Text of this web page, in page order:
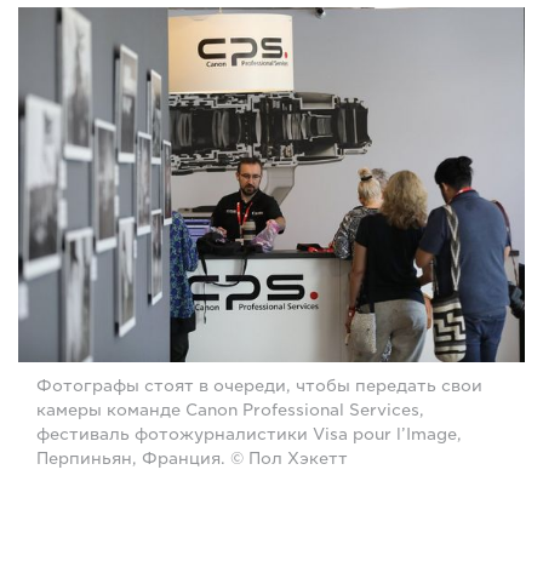
Фотографы стоят в очереди, чтобы передать свои
камеры команде Canon Professional Services,
фестиваль фотожурналистики Visa pour l’Image,
Перпиньян, Франция. © Пол Хэкетт